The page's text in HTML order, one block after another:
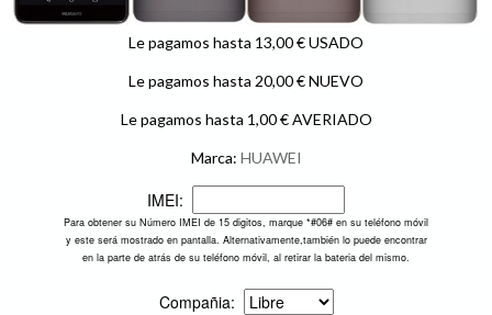
Le pagamos hasta 13,00 € USADO
Le pagamos hasta 20,00 € NUEVO
Le pagamos hasta 1,00 € AVERIADO
Marca: HUAWEI
IMEI:
Para obtener su Número IMEI de 15 digitos, marque *#06# en su teléfono móvil
y este será mostrado en pantalla. Alternativamente,también lo puede encontrar
en la parte de atrás de su teléfono móvil, al retirar la bateria del mismo.
Compañia: